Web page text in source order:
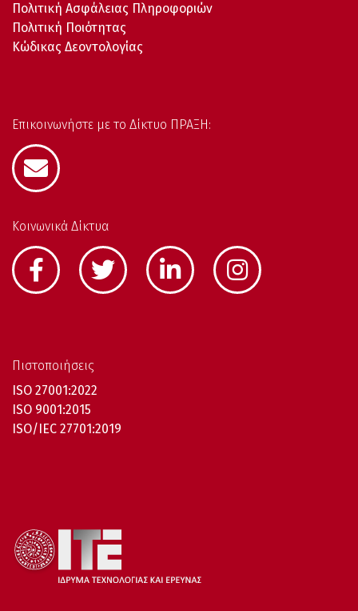
Πολιτική Ασφάλειας Πληροφοριών
Πολιτική Ποιότητας
Κώδικας Δεοντολογίας
Επικοινωνήστε με το Δίκτυο ΠΡΑΞΗ:
Κοινωνικά Δίκτυα
Πιστοποιήσεις
ISO 27001:2022
ISO 9001:2015
ISO/IEC 27701:2019